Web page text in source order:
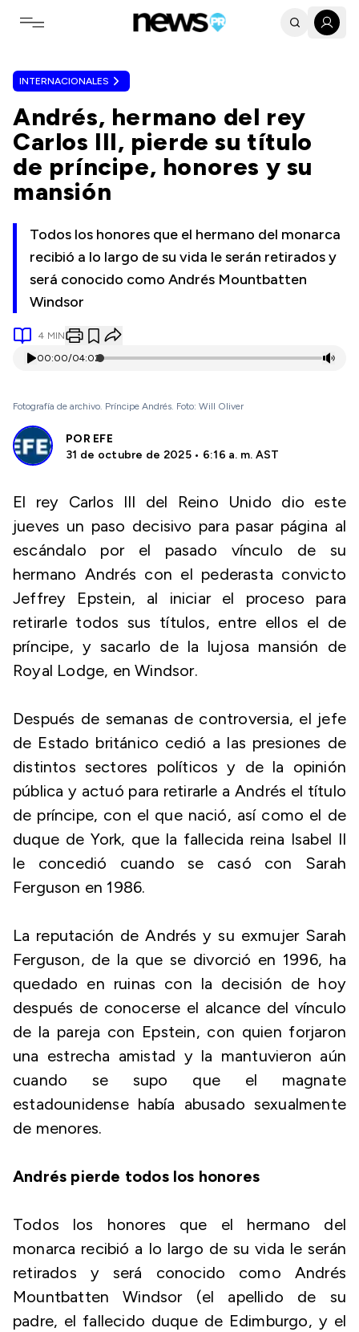
Toggle navigation menu
INTERNACIONALES
Andrés, hermano del rey
Carlos III, pierde su título
de príncipe, honores y su
mansión
Todos los honores que el hermano del monarca
recibió a lo largo de su vida le serán retirados y
será conocido como Andrés Mountbatten
Windsor
4 MIN
00:00/04:02
Fotografía de archivo. Príncipe Andrés. Foto: Will Oliver
POR EFE
31 de octubre de 2025 • 6:16 a. m. AST
El rey Carlos III del Reino Unido dio este
jueves un paso decisivo para pasar página al
escándalo por el pasado vínculo de su
hermano Andrés con el pederasta convicto
Jeffrey Epstein, al iniciar el proceso para
retirarle todos sus títulos, entre ellos el de
príncipe, y sacarlo de la lujosa mansión de
Royal Lodge, en Windsor.
Después de semanas de controversia, el jefe
de Estado británico cedió a las presiones de
distintos sectores políticos y de la opinión
pública y actuó para retirarle a Andrés el título
de príncipe, con el que nació, así como el de
duque de York, que la fallecida reina Isabel II
le concedió cuando se casó con Sarah
Ferguson en 1986.
La reputación de Andrés y su exmujer Sarah
Ferguson, de la que se divorció en 1996, ha
quedado en ruinas con la decisión de hoy
después de conocerse el alcance del vínculo
de la pareja con Epstein, con quien forjaron
una estrecha amistad y la mantuvieron aún
cuando se supo que el magnate
estadounidense había abusado sexualmente
de menores.
Andrés pierde todos los honores
Todos los honores que el hermano del
monarca recibió a lo largo de su vida le serán
retirados y será conocido como Andrés
Mountbatten Windsor (el apellido de su
padre, el fallecido duque de Edimburgo, y el